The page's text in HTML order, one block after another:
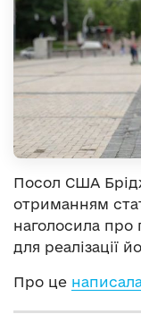
Посол США
отриманням
наголосила про
для реалізації
Про це